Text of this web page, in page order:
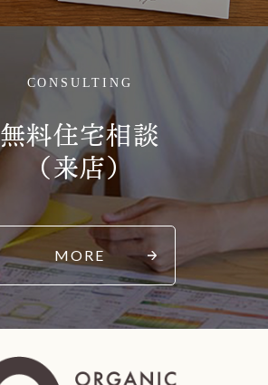
CONSULTING
無料住宅相談
（来店）
MORE